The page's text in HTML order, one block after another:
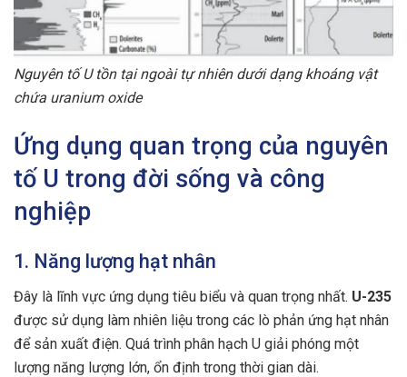
Nguyên tố U tồn tại ngoài tự nhiên dưới dạng khoáng vật
chứa uranium oxide
Ứng dụng quan trọng của nguyên
tố U trong đời sống và công
nghiệp
1. Năng lượng hạt nhân
Đây là lĩnh vực ứng dụng tiêu biểu và quan trọng nhất. U-235
được sử dụng làm nhiên liệu trong các lò phản ứng hạt nhân
để sản xuất điện. Quá trình phân hạch U giải phóng một
lượng năng lượng lớn, ổn định trong thời gian dài.